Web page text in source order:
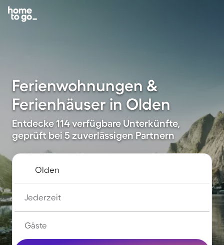
Ferienwohnungen &
Ferienhäuser in Olden
Entdecke 114 verfügbare Unterkünfte,
geprüft bei 5 zuverlässigen Partnern
Jederzeit
Gäste